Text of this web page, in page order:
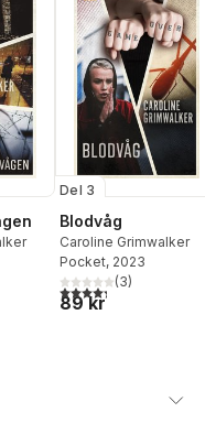
Totalt antal röster:
Del 3
Blodvåg
Caroline Grimwalker
Pocket, 2023
4,3utav 5 stjärnor.
(3)
89 kr